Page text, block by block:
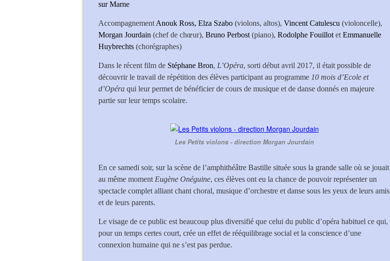
sur Marne
Accompagnement Anouk Ross, Elza Szabo (violons, altos), Vincent Catulescu (violoncelle),
Morgan Jourdain (chef de chœur), Bruno Perbost (piano), Rodolphe Fouillot et Emmanuelle
Huybrechts (chorégraphes)
Dans le récent film de Stéphane Bron, L’Opéra, sorti début avril 2017, il était possible de
découvrir le travail de répétition des élèves participant au programme 10 mois d’Ecole et
d’Opéra qui leur permet de bénéficier de cours de musique et de danse donnés en majeure
partie sur leur temps scolaire.
Les Petits violons - direction Morgan Jourdain
En ce samedi soir, sur la scène de l’amphithéâtre Bastille située sous la grande salle où se jouait
au même moment Eugène Onéguine, ces élèves ont eu la chance de pouvoir représenter un
spectacle complet alliant chant choral, musique d’orchestre et danse sous les yeux de leurs amis
et de leurs parents.
Le visage de ce public est beaucoup plus diversifié que celui du public d’opéra habituel ce qui,
pour un temps certes court, crée un effet de rééquilibrage social et la conscience d’une
connexion humaine qui ne s’est pas perdue.